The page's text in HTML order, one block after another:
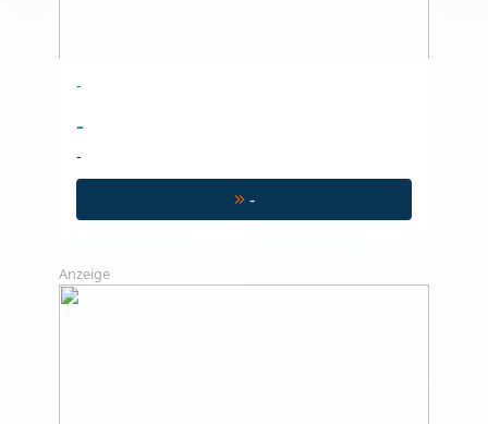
-
-
-
-
Anzeige